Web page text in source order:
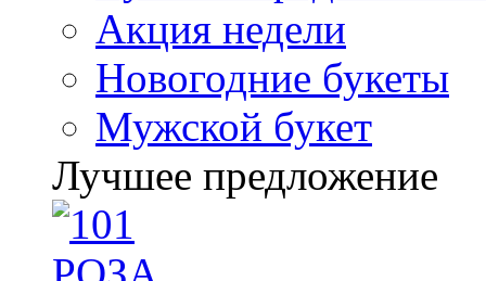
Акция недели
Новогодние букеты
Мужской букет
Лучшее предложение